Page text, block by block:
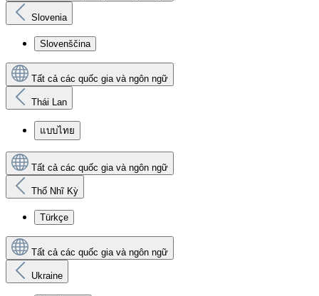
Slovenia
Slovenščina
Tất cả các quốc gia và ngôn ngữ
Thái Lan
แบบไทย
Tất cả các quốc gia và ngôn ngữ
Thổ Nhĩ Kỳ
Türkçe
Tất cả các quốc gia và ngôn ngữ
Ukraine